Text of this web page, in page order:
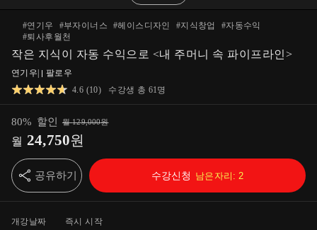
#연기우 #부자이너스 #헤이스디자인 #지식창업 #자동수익
#퇴사후월천
작은 지식이 자동 수익으로 <내 주머니 속 파이프라인>
연기우
팔로우
4.6 (10) 수강생 총 61명
80% 할인 월129,000원
월 24,750원
공유하기 수강신청 남은자리: 2
개강날짜
즉시 시작